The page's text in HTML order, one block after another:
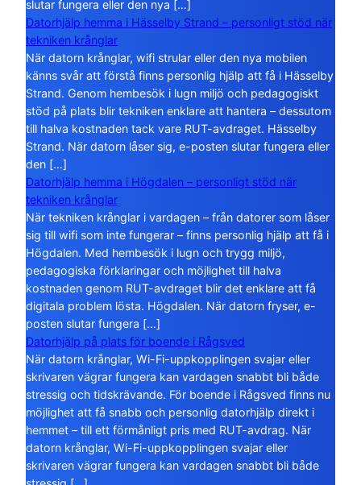
slutar fungera eller den nya […]
Datorhjälp hemma i Hässelby Strand – personligt stöd när
tekniken krånglar
När datorn krånglar, wifi strular eller den nya mobilen
känns svår att förstå finns personlig hjälp att få i Hässelby
Strand. Genom hembesök i lugn miljö och pedagogiskt
stöd på plats blir tekniken enklare att hantera – dessutom
till halva kostnaden tack vare RUT-avdraget. Hässelby
Strand. När datorn låser sig, e-posten slutar fungera eller
den […]
Datorhjälp hemma i Högdalen – personligt stöd när
tekniken krånglar
När tekniken krånglar i vardagen – från datorer som låser
sig till wifi som inte fungerar – finns personlig hjälp att få i
Högdalen. Med hembesök i lugn och trygg miljö,
pedagogiska förklaringar och möjlighet till halva
kostnaden genom RUT-avdraget blir det enklare att få
digitala problem lösta. Högdalen. När datorn fryser, e-
posten slutar fungera […]
Datorhjälp på plats för boende i Rågsved
När datorn krånglar, Wi-Fi-uppkopplingen svajar eller
skrivaren vägrar fungera kan vardagen snabbt bli både
stressig och tidskrävande. För boende i Rågsved finns nu
möjlighet att få snabb och personlig datorhjälp direkt i
hemmet – till ett förmånligt pris med RUT-avdrag. När
datorn krånglar, Wi-Fi-uppkopplingen svajar eller
skrivaren vägrar fungera kan vardagen snabbt bli både